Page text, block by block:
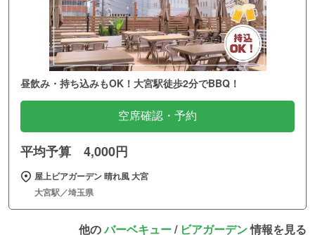
昼飲み・持ち込みもOK！大宮駅徒歩2分でBBQ！
空席確認・予約
平均予算 4,000円
屋上ビアガーデン 晴れ風 大宮
大宮駅／埼玉県
他のバーベキュー/ ビアガーデン情報を見る